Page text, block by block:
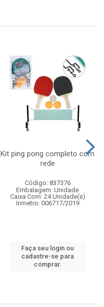
Kit ping pong completo com
rede
Código: 837376
Embalagem: Unidade
Caixa Com: 24 Unidade(s)
Inmetro: 006717/2019
Faça seu login ou
cadastre-se para
comprar.